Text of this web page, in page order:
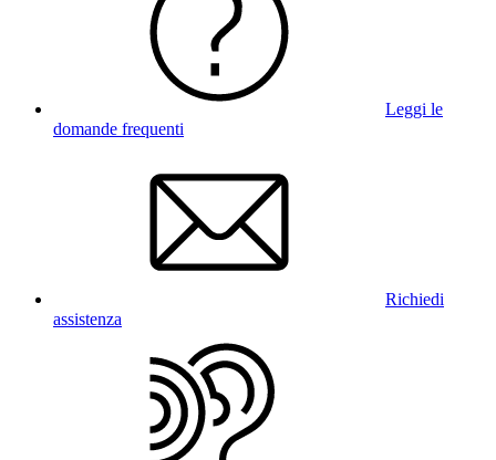
Leggi le
domande frequenti
Richiedi
assistenza